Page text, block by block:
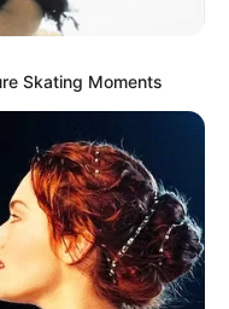
Skating Moments